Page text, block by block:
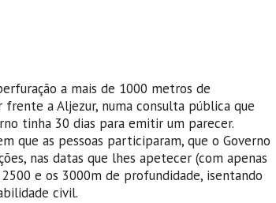
a mais de 1000 metros de
a Aljezur, numa consulta pública que
tinha 30 dias para emitir um parecer.
que as pessoas participaram, que o Governo
nas datas que lhes apetecer (com apenas
e os 3000m de profundidade, isentando
civil.